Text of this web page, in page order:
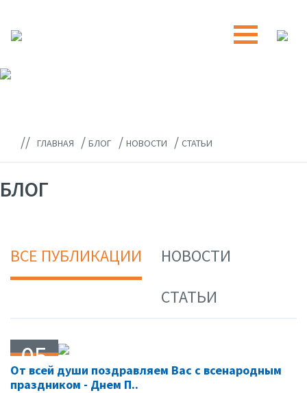
// ГЛАВНАЯ / БЛОГ / НОВОСТИ / СТАТЬИ
БЛОГ
ВСЕ ПУБЛИКАЦИИ
НОВОСТИ
СТАТЬИ
05
05.06
От всей души поздравляем Вас с всенародным
праздником - Днем П..